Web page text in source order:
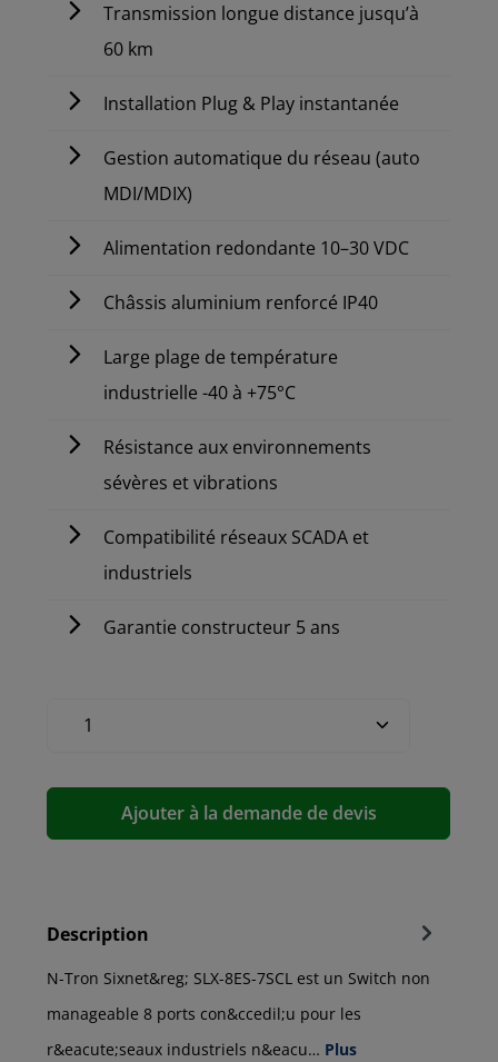
Transmission longue distance jusqu’à
60 km
Installation Plug & Play instantanée
Gestion automatique du réseau (auto
MDI/MDIX)
Alimentation redondante 10–30 VDC
Châssis aluminium renforcé IP40
Large plage de température
industrielle -40 à +75°C
Résistance aux environnements
sévères et vibrations
Compatibilité réseaux SCADA et
industriels
Garantie constructeur 5 ans
Ajouter à la demande de devis
Description
N-Tron Sixnet&reg; SLX-8ES-7SCL est un Switch non
manageable 8 ports con&ccedil;u pour les
r&eacute;seaux industriels n&eacu… Plus